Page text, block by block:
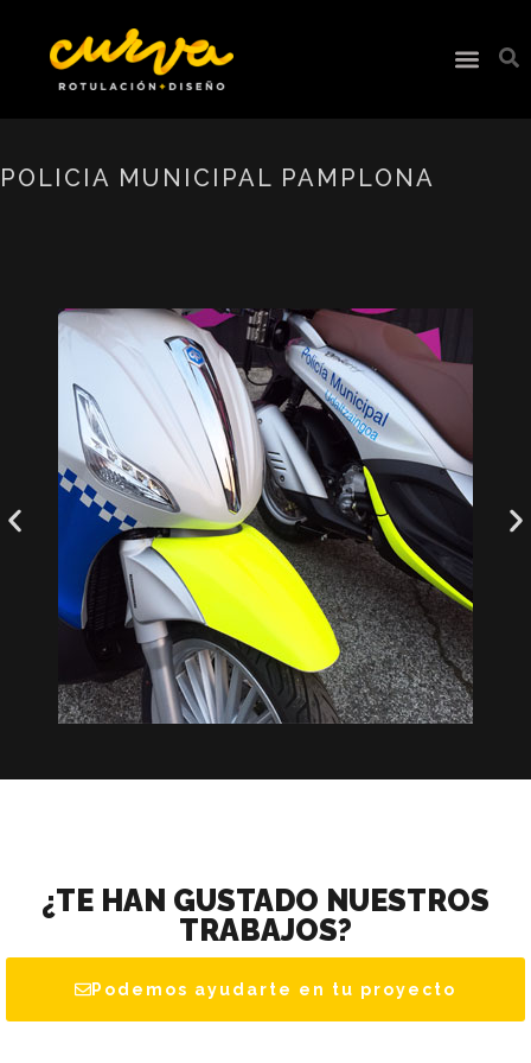
POLICIA MUNICIPAL PAMPLONA
¿TE HAN GUSTADO NUESTROS
TRABAJOS?
Podemos ayudarte en tu proyecto